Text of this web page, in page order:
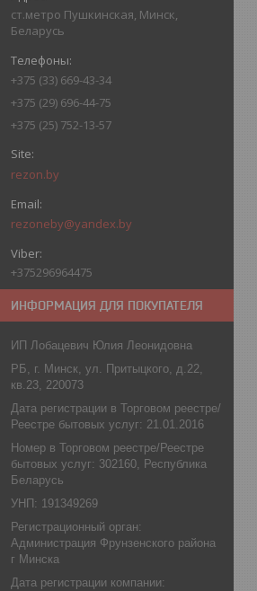
ст.метро Пушкинская, Минск,
Беларусь
+375 (33) 669-43-34
+375 (29) 696-44-75
+375 (25) 752-13-57
rezon.by
rezoneby@yandex.by
+375296964475
ИНФОРМАЦИЯ ДЛЯ ПОКУПАТЕЛЯ
ИП Лобацевич Юлия Леонидовна
РБ, г. Минск, ул. Притыцкого, д.22,
кв.23, 220073
Дата регистрации в Торговом реестре/
Реестре бытовых услуг: 21.01.2016
Номер в Торговом реестре/Реестре
бытовых услуг: 302160, Республика
Беларусь
УНП: 191349269
Регистрационный орган:
Администрация Фрунзенского района
г Минска
Дата регистрации компании: